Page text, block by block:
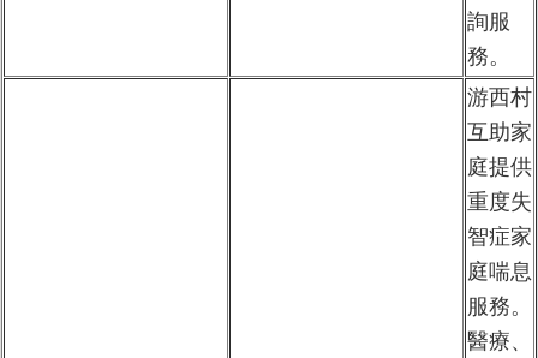
詢服
務。
游西村
互助家
庭提供
重度失
智症家
庭喘息
服務。
醫療、